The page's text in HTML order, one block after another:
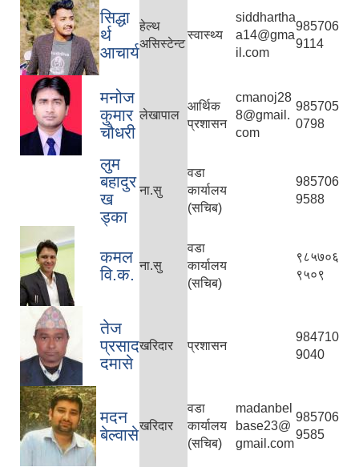
सिद्धा
र्थ
आचार्य
हेल्थ
असिस्टेन्ट
स्वास्थ्य
siddhartha
a14@gma
il.com
985706
9114
मनोज
कुमार
चौधरी
लेखापाल
आर्थिक
प्रशासन
cmanoj28
8@gmail.
com
985705
0798
लुम
बहादुर
ख
ड्का
ना.सु
वडा
कार्यालय
(सचिब)
985706
9588
कमल
वि.क. ना.सु
वडा
कार्यालय
(सचिब)
९८५७०६
९५०९
तेज
प्रसाद
दमासे
खरिदार प्रशासन
984710
9040
मदन
बेल्वासेखरिदार
वडा
कार्यालय
(सचिब)
madanbel
base23@
gmail.com
985706
9585